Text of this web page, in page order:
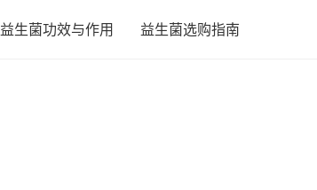
益生菌功效与作用 益生菌选购指南